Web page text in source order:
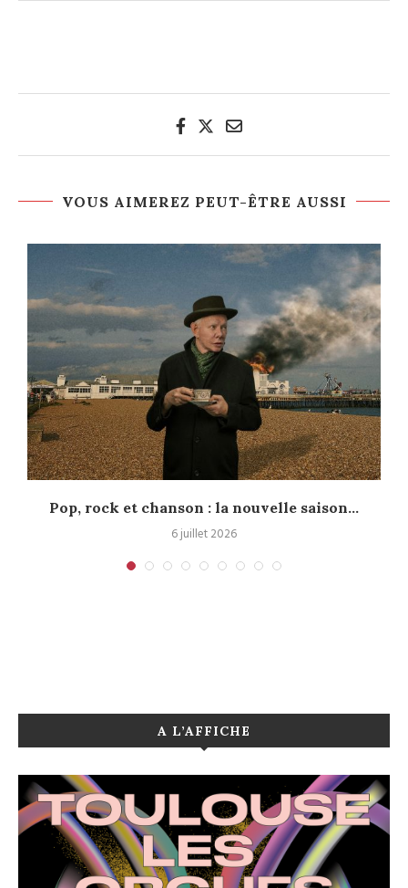
VOUS AIMEREZ PEUT-ÊTRE AUSSI
Pop, rock et chanson : la nouvelle saison...
6 juillet 2026
A L’AFFICHE